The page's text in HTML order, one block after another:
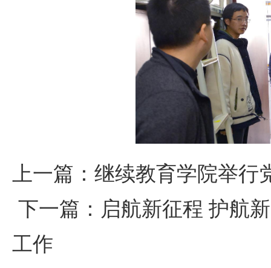
上一篇： 继续教育学院举行
下一篇： 启航新征程 护航
工作